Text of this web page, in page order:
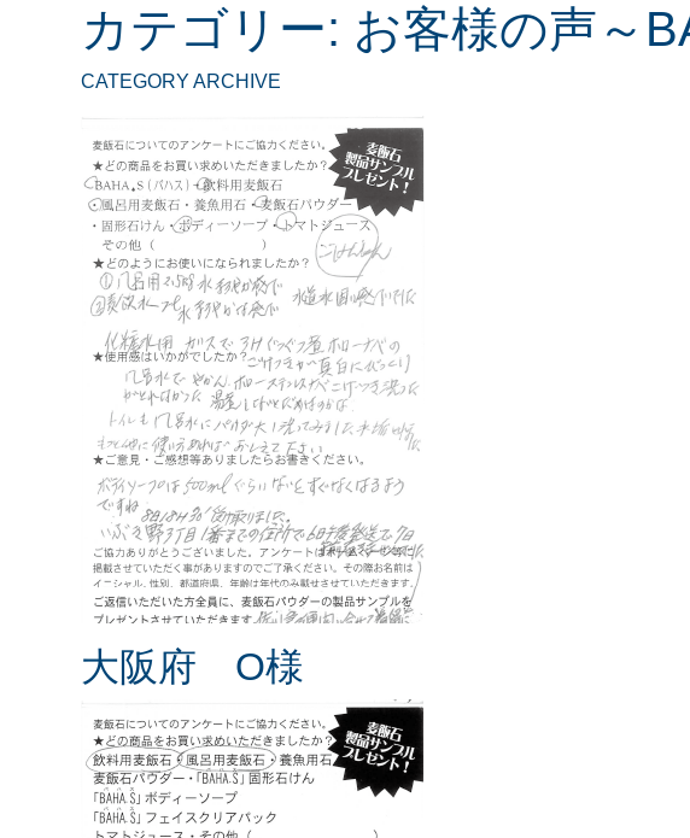
カテゴリー: お客様の声～
CATEGORY ARCHIVE
大阪府 O様